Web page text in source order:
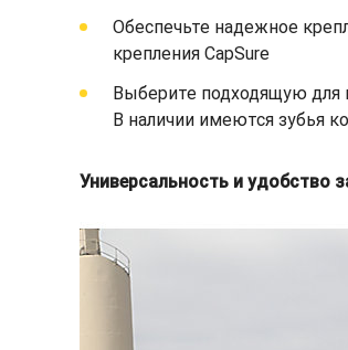
Обеспечьте надежное
крепления CapSure
Выберите подходящую для
В наличии имеются зубья
Универсальность и удобство